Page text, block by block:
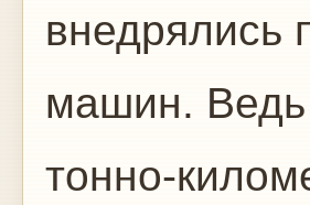
внедрялись
машин. Ведь
тонно-